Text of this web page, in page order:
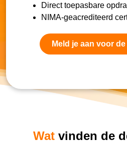
Direct toepasbare
NIMA-geacrediteerd
Meld je aan voor
Watvinden de